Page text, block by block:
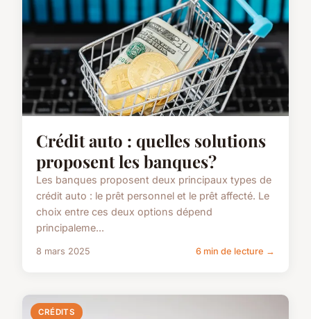
Crédit auto : quelles solutions
proposent les banques?
Les banques proposent deux principaux types de
crédit auto : le prêt personnel et le prêt affecté. Le
choix entre ces deux options dépend
principaleme...
8 mars 2025 6 min de lecture →
CRÉDITS